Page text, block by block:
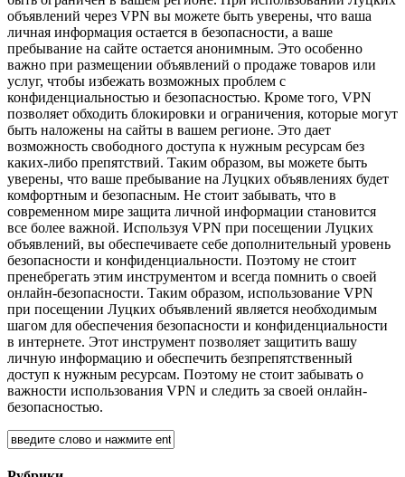
объявлений через VPN вы можете быть уверены, что ваша
личная информация остается в безопасности, а ваше
пребывание на сайте остается анонимным. Это особенно
важно при размещении объявлений о продаже товаров или
услуг, чтобы избежать возможных проблем с
конфиденциальностью и безопасностью. Кроме того, VPN
позволяет обходить блокировки и ограничения, которые могут
быть наложены на сайты в вашем регионе. Это дает
возможность свободного доступа к нужным ресурсам без
каких-либо препятствий. Таким образом, вы можете быть
уверены, что ваше пребывание на Луцких объявлениях будет
комфортным и безопасным. Не стоит забывать, что в
современном мире защита личной информации становится
все более важной. Используя VPN при посещении Луцких
объявлений, вы обеспечиваете себе дополнительный уровень
безопасности и конфиденциальности. Поэтому не стоит
пренебрегать этим инструментом и всегда помнить о своей
онлайн-безопасности. Таким образом, использование VPN
при посещении Луцких объявлений является необходимым
шагом для обеспечения безопасности и конфиденциальности
в интернете. Этот инструмент позволяет защитить вашу
личную информацию и обеспечить безпрепятственный
доступ к нужным ресурсам. Поэтому не стоит забывать о
важности использования VPN и следить за своей онлайн-
безопасностью.